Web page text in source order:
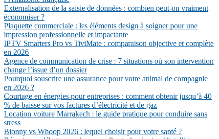
Externalisation de la saisie de données : combien peut-on vraiment
économiser ?
Plaquette commerciale : les éléments design à soigner pour une
impression professionnelle et impactante
IPTV Smarters Pro vs TiviMate : comparaison objective et complète
en 2026
Agence de communication de crise : 7 situations où son intervention
change l’issue d’un dossier
Pourquoi souscrire une assurance pour votre animal de compagnie
en 2026 ?
Courtage en énergies pour entreprises : comment obtenir jusqu’à 40
% de baisse sur vos factures d’électricité et de gaz
Location voiture Marrakech : le guide pratique pour conduire sans
stress
Bionny vs Whoop 2026 : lequel choisir pour votre santé ?